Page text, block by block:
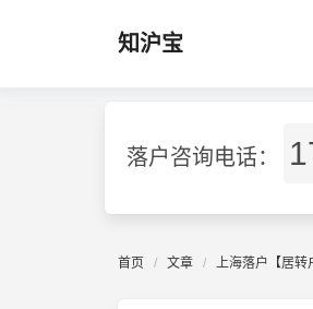
知沪宝
落户咨询电话：
首页 文章 上海落户【居转